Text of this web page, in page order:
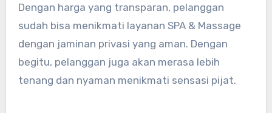
Dengan harga yang transparan, pelanggan
sudah bisa menikmati layanan SPA & Massage
dengan jaminan privasi yang aman. Dengan
begitu, pelanggan juga akan merasa lebih
tenang dan nyaman menikmati sensasi pijat.